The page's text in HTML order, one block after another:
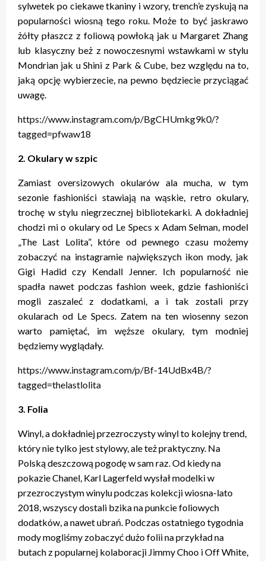
sylwetek po ciekawe tkaniny i wzory, trench’e zyskują na
popularności wiosną tego roku. Może to być jaskrawo
żółty płaszcz z foliową powłoką jak u Margaret Zhang
lub klasyczny beż z nowoczesnymi wstawkami w stylu
Mondrian jak u Shini z Park & Cube, bez względu na to,
jaką opcję wybierzecie, na pewno będziecie przyciągać
uwagę.
https://www.instagram.com/p/BgCHUmkg9k0/?
tagged=pfwaw18
2. Okulary w szpic
Zamiast oversizowych okularów ala mucha, w tym
sezonie fashioniści stawiają na wąskie, retro okulary,
trochę w stylu niegrzecznej bibliotekarki. A dokładniej
chodzi mi o okulary od Le Specs x Adam Selman, model
„The Last Lolita”, które od pewnego czasu możemy
zobaczyć na instagramie największych ikon mody, jak
Gigi Hadid czy Kendall Jenner. Ich popularność nie
spadła nawet podczas fashion week, gdzie fashioniści
mogli zaszaleć z dodatkami, a i tak zostali przy
okularach od Le Specs. Zatem na ten wiosenny sezon
warto pamiętać, im węższe okulary, tym modniej
będziemy wyglądały.
https://www.instagram.com/p/Bf-14UdBx4B/?
tagged=thelastlolita
3. Folia
Winyl, a dokładniej przezroczysty winyl to kolejny trend,
który nie tylko jest stylowy, ale też praktyczny. Na
Polską deszczową pogodę w sam raz. Od kiedy na
pokazie Chanel, Karl Lagerfeld wysłał modelki w
przezroczystym winylu podczas kolekcji wiosna-lato
2018, wszyscy dostali bzika na punkcie foliowych
dodatków, a nawet ubrań. Podczas ostatniego tygodnia
mody mogliśmy zobaczyć dużo folii na przykład na
butach z popularnej kolaboracji Jimmy Choo i Off White,